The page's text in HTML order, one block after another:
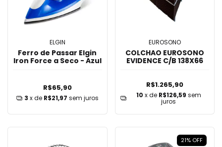
ELGIN
Ferro de Passar Elgin
Iron Force a Seco - Azul
R$65,90
3 x de R$21,97 sem juros
EUROSONO
COLCHAO EUROSONO
EVIDENCE C/B 138X66
R$1.265,90
10 x de R$126,59 sem
juros
21% OFF